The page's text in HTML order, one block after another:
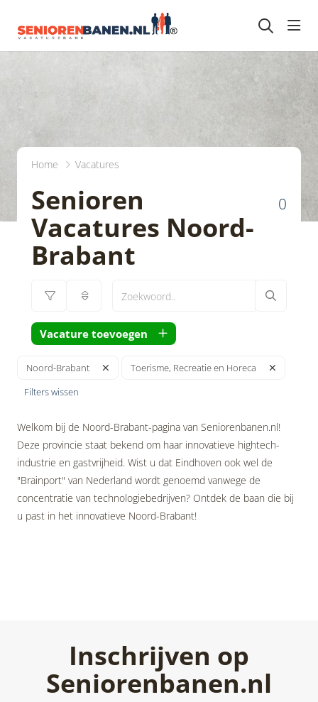
Home Vacatures
Senioren
Vacatures Noord-
Brabant
0
Vacature toevoegen
Noord-Brabant
Toerisme, Recreatie en Horeca
Filters wissen
Welkom bij de Noord-Brabant-pagina van Seniorenbanen.nl!
Deze provincie staat bekend om haar innovatieve hightech-
industrie en gastvrijheid. Wist u dat Eindhoven ook wel de
"Brainport" van Nederland wordt genoemd vanwege de
concentratie van technologiebedrijven? Ontdek de baan die bij
u past in het innovatieve Noord-Brabant!
Inschrijven op
Seniorenbanen.nl